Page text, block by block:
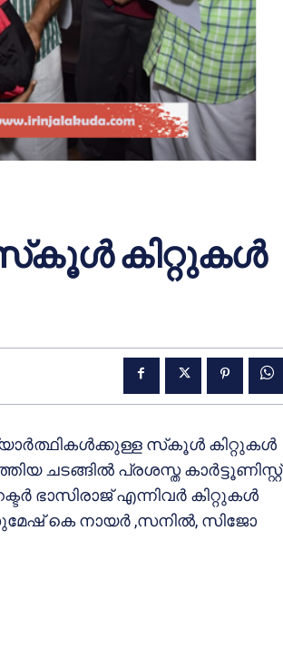
കിറ്റുകള്‍
സ്‌കൂള്‍ കിറ്റുകള്‍
ചടങ്ങില്‍ പ്രശസ്ത കാര്‍ട്ടൂണിസ്റ്റ്
ഭാസിരാജ് എന്നിവര്‍ കിറ്റുകള്‍
കെ നായര്‍ ,സനില്‍, സിജോ